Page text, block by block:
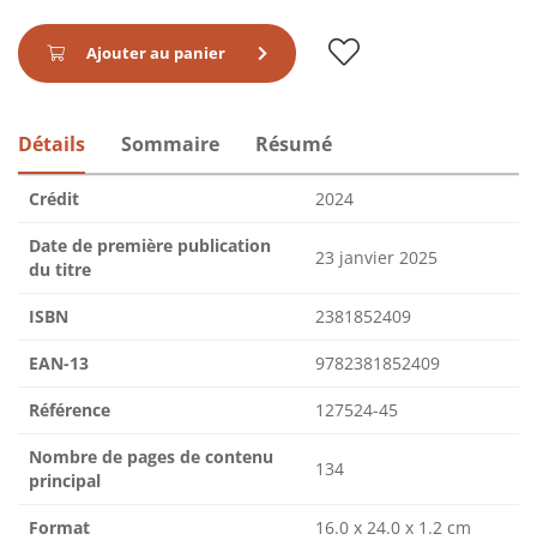
Ajouter au panier
Détails Sommaire Résumé
Crédit 2024
Date de première publication
du titre
23 janvier 2025
ISBN 2381852409
EAN-13 9782381852409
Référence 127524-45
Nombre de pages de contenu
principal
134
Format 16.0 x 24.0 x 1.2 cm